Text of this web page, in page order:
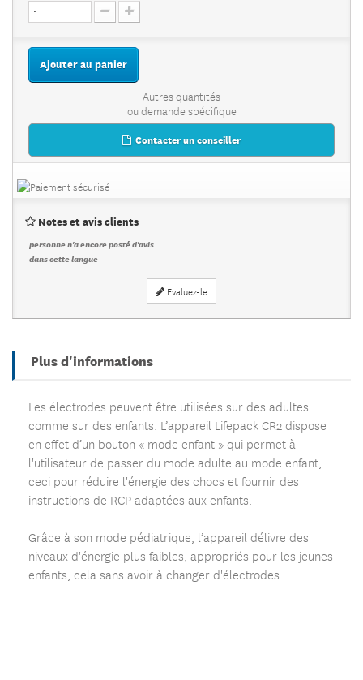
Ajouter au panier
Autres quantités
ou demande spécifique
Contacter un conseiller
Notes et avis clients
personne n'a encore posté d'avis
dans cette langue
Evaluez-le
Plus d'informations
Les électrodes peuvent être utilisées sur des adultes
comme sur des enfants. L’appareil Lifepack CR2 dispose
en effet d’un bouton « mode enfant » qui permet à
l'utilisateur de passer du mode adulte au mode enfant,
ceci pour réduire l'énergie des chocs et fournir des
instructions de RCP adaptées aux enfants.
Grâce à son mode pédiatrique, l’appareil délivre des
niveaux d'énergie plus faibles, appropriés pour les jeunes
enfants, cela sans avoir à changer d'électrodes.